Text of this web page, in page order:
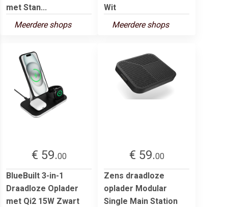
met Stan...
Meerdere shops
Wit
Meerdere shops
€ 59.00
BlueBuilt 3-in-1
Draadloze Oplader
met Qi2 15W Zwart
€ 59.00
Zens draadloze
oplader Modular
Single Main Station